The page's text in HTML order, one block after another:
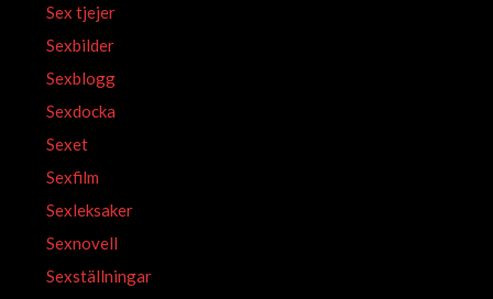
Sex tjejer
Sexbilder
Sexblogg
Sexdocka
Sexet
Sexfilm
Sexleksaker
Sexnovell
Sexställningar